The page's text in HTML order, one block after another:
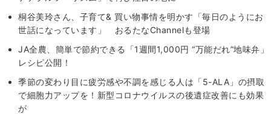
桐谷美玲さん、子育て& 買い物事情を明かす「毎日のようにお
世話になっています」 おるたなChannelも登場
JA全農、簡単で節約できる「1週間1,000円 “万能だれ”地味弁」
レシピ公開！
季節の変わり目に疲労感や不調を感じる人は「5-ALA」の摂取
で細胞力アップを！新型コロナウイルスの後遺症改善にも効果
が